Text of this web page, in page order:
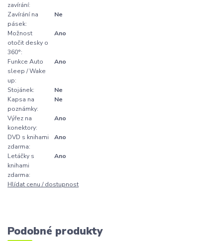
zavírání:
Zavírání na
pásek:
Ne
Možnost
otočit desky o
360°:
Ano
Funkce Auto
sleep / Wake
up:
Ano
Stojánek:
Ne
Kapsa na
poznámky:
Ne
Výřez na
konektory:
Ano
DVD s knihami
zdarma:
Ano
Letáčky s
knihami
zdarma:
Ano
Hlídat cenu / dostupnost
Podobné produkty